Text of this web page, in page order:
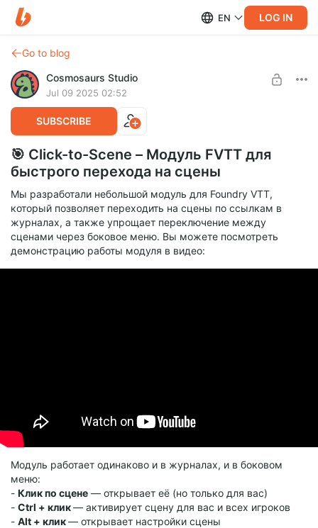
EN LOG IN
Go to blog
Cosmosaurs Studio
Jul 09 2025 02:52
SUBSCRIBE
🎯 Click-to-Scene – Модуль FVTT для
быстрого перехода на сцены
Мы разработали небольшой модуль для Foundry VTT,
который позволяет переходить на сцены по ссылкам в
журналах, а также упрощает переключение между
сценами через боковое меню. Вы можете посмотреть
демонстрацию работы модуля в видео:
Модуль работает одинаково и в журналах, и в боковом
меню:
- Клик по сцене — открывает её (но только для вас)
- Ctrl + клик— активирует сцену для вас и всех игроков
- Alt + клик— открывает настройки сцены